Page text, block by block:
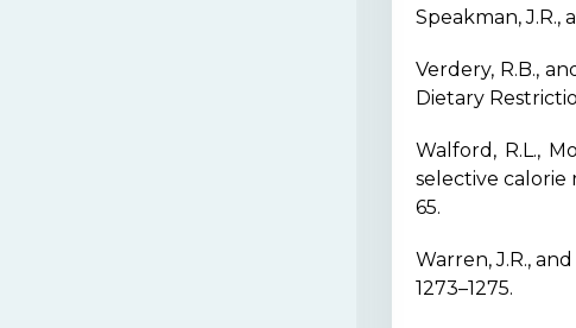
Speakman, J.R.,
Verdery, R.B.,
Dietary
Walford, R.L.,
selective calorie
65.
Warren, J.R.,
1273–1275.